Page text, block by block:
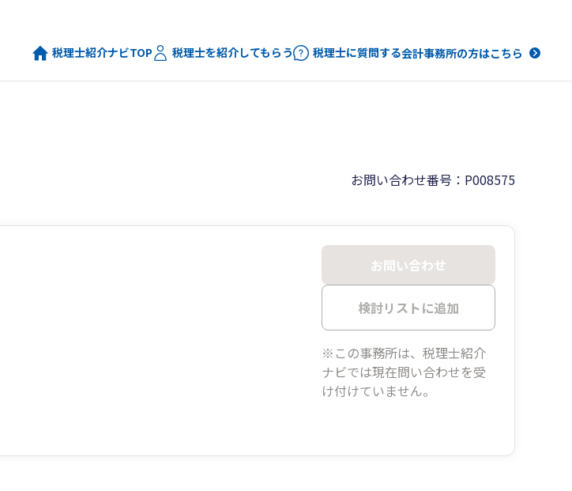
税理士紹介ナビTOP 税理士を紹介してもらう 税理士に質問する会計事務所の方はこちら
お問い合わせ番号：P008575
お問い合わせ
検討リストに追加
※この事務所は、税理士紹介
ナビでは現在問い合わせを受
け付けていません。